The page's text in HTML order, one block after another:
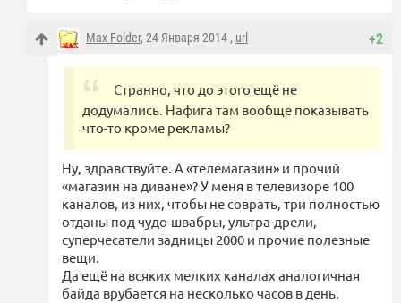
+2
Max Folder, 24 Января 2014 , url
Странно, что до этого ещё не
додумались. Нафига там вообще показывать
что-то кроме рекламы?
Ну, здравствуйте. А «телемагазин» и прочий
«магазин на диване»? У меня в телевизоре 100
каналов, из них, чтобы не соврать, три полностью
отданы под чудо-швабры, ультра-дрели,
суперчесатели задницы 2000 и прочие полезные
вещи.
Да ещё на всяких мелких каналах аналогичная
байда врубается на несколько часов в день.